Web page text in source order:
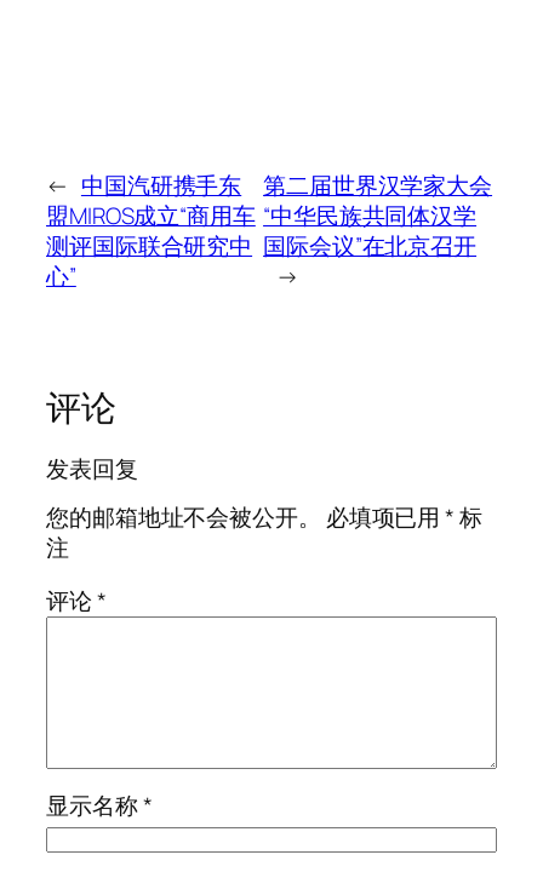
← 中国汽研携手东
盟MIROS成立“商用车
测评国际联合研究中
心”
第二届世界汉学家大会
“中华民族共同体汉学
国际会议”在北京召开
→
评论
发表回复
您的邮箱地址不会被公开。
必填项已用*标
注
评论*
显示名称*